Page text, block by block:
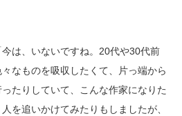
は、いないですね。20代や30代前
なものを吸収したくて、片っ端から
たりしていて、こんな作家になりた
を追いかけてみたりもしましたが、